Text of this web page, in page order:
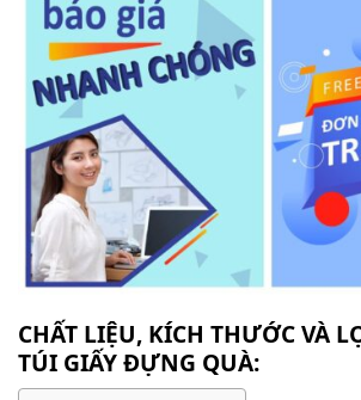
CHẤT LIỆU, KÍCH THƯỚC VÀ
TÚI GIẤY ĐỰNG QUÀ: